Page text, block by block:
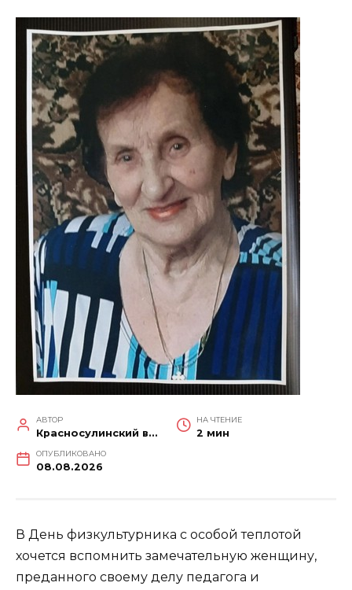
АВТОР
Красносулинский вестник
НА ЧТЕНИЕ
2 мин
ОПУБЛИКОВАНО
08.08.2026
В День физкультурника с особой теплотой
хочется вспомнить замечательную женщину,
преданного своему делу педагога и